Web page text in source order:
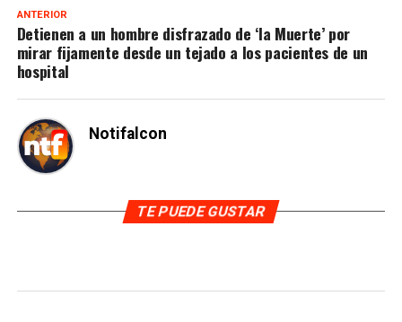
ANTERIOR
Detienen a un hombre disfrazado de ‘la Muerte’ por
mirar fijamente desde un tejado a los pacientes de un
hospital
Notifalcon
TE PUEDE GUSTAR